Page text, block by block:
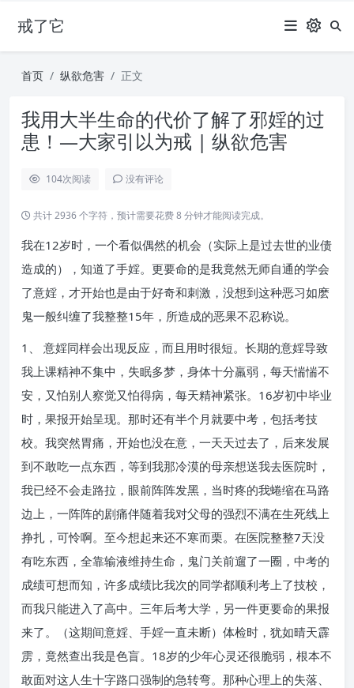
戒了它
首页 纵欲危害 正文
我用大半生命的代价了解了邪婬的过
患！—大家引以为戒 | 纵欲危害
104次阅读 没有评论
共计 2936 个字符，预计需要花费 8 分钟才能阅读完成。
我在12岁时，一个看似偶然的机会（实际上是过去世的业债
造成的），知道了手婬。更要命的是我竟然无师自通的学会
了意婬，才开始也是由于好奇和刺激，没想到这种恶习如麽
鬼一般纠缠了我整整15年，所造成的恶果不忍称说。
1、 意婬同样会出现反应，而且用时很短。长期的意婬导致
我上课精神不集中，失眠多梦，身体十分羸弱，每天惴惴不
安，又怕别人察觉又怕得病，每天精神紧张。16岁初中毕业
时，果报开始呈现。那时还有半个月就要中考，包括考技
校。我突然胃痛，开始也没在意，一天天过去了，后来发展
到不敢吃一点东西，等到我那冷漠的母亲想送我去医院时，
我已经不会走路拉，眼前阵阵发黑，当时疼的我蜷缩在马路
边上，一阵阵的剧痛伴随着我对父母的强烈不满在生死线上
挣扎，可怜啊。至今想起来还不寒而栗。在医院整整7天没
有吃东西，全靠输液维持生命，鬼门关前遛了一圈，中考的
成绩可想而知，许多成绩比我次的同学都顺利考上了技校，
而我只能进入了高中。三年后考大学，另一件更要命的果报
来了。（这期间意婬、手婬一直未断）体检时，犹如晴天霹
雳，竟然查出我是色盲。18岁的少年心灵还很脆弱，根本不
敢面对这人生十字路口强制的急转弯。那种心理上的失落、